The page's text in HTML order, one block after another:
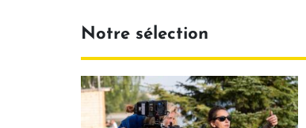
Notre sélection